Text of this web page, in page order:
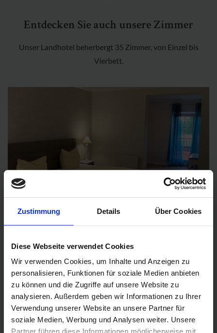
Zustimmung Details Über Cookies
Diese Webseite verwendet Cookies
Wir verwenden Cookies, um Inhalte und Anzeigen zu
personalisieren, Funktionen für soziale Medien anbieten
zu können und die Zugriffe auf unsere Website zu
analysieren. Außerdem geben wir Informationen zu Ihrer
Verwendung unserer Website an unsere Partner für
soziale Medien, Werbung und Analysen weiter. Unsere
Partner führen diese Informationen möglicherweise mit
Entdecken Sie auch unsere Zimmer
Unser Landhotel beherbergt 35 Zimmer, von Einzel bis
Vierbett.
Superiorzimmer
Mehr erfahren